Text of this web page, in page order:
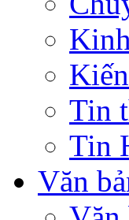
Tin
Tin
Văn